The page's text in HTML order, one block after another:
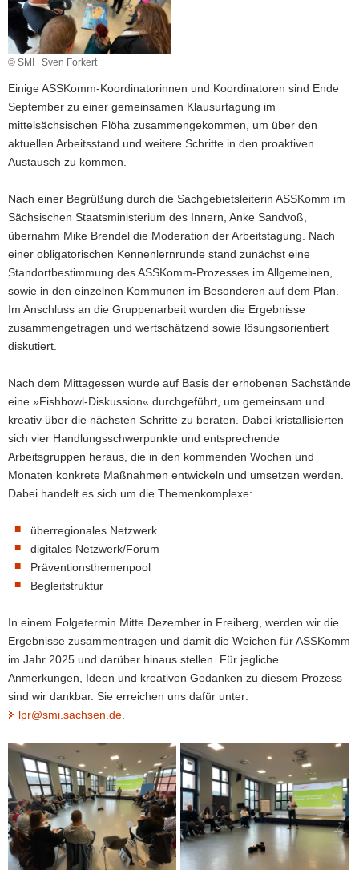
i
a
t
i
o
n
© SMI | Sven Forkert
Einige ASSKomm-Koordinatorinnen und Koordinatoren sind Ende
September zu einer gemeinsamen Klausurtagung im
mittelsächsischen Flöha zusammengekommen, um über den
aktuellen Arbeitsstand und weitere Schritte in den proaktiven
Austausch zu kommen.
Nach einer Begrüßung durch die Sachgebietsleiterin ASSKomm im
Sächsischen Staatsministerium des Innern, Anke Sandvoß,
übernahm Mike Brendel die Moderation der Arbeitstagung. Nach
einer obligatorischen Kennenlernrunde stand zunächst eine
Standortbestimmung des ASSKomm-Prozesses im Allgemeinen,
sowie in den einzelnen Kommunen im Besonderen auf dem Plan.
Im Anschluss an die Gruppenarbeit wurden die Ergebnisse
zusammengetragen und wertschätzend sowie lösungsorientiert
diskutiert.
Nach dem Mittagessen wurde auf Basis der erhobenen Sachstände
eine »Fishbowl-Diskussion« durchgeführt, um gemeinsam und
kreativ über die nächsten Schritte zu beraten. Dabei kristallisierten
sich vier Handlungsschwerpunkte und entsprechende
Arbeitsgruppen heraus, die in den kommenden Wochen und
Monaten konkrete Maßnahmen entwickeln und umsetzen werden.
Dabei handelt es sich um die Themenkomplexe:
überregionales Netzwerk
digitales Netzwerk/Forum
Präventionsthemenpool
Begleitstruktur
In einem Folgetermin Mitte Dezember in Freiberg, werden wir die
Ergebnisse zusammentragen und damit die Weichen für ASSKomm
im Jahr 2025 und darüber hinaus stellen. Für jegliche
Anmerkungen, Ideen und kreativen Gedanken zu diesem Prozess
sind wir dankbar. Sie erreichen uns dafür unter:
lpr@smi.sachsen.de